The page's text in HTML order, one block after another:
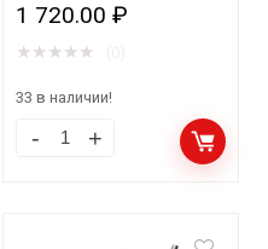
1 720.00₽
★ ★ ★ ★ ★
33 в наличии!